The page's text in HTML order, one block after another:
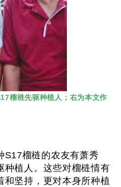
榴梿先驱种植人；右为本文作
S17榴梿的农友有萧秀
种植人。这些对榴梿情有
和坚持，更对本身所种植